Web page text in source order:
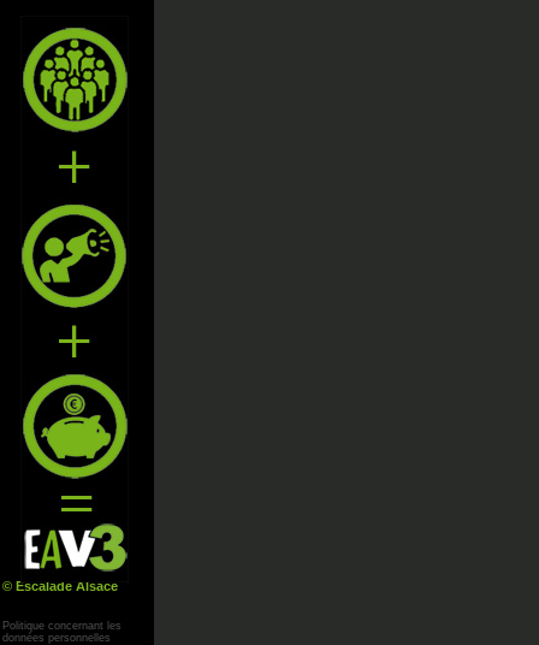
© Escalade Alsace
Politique concernant les
données personnelles